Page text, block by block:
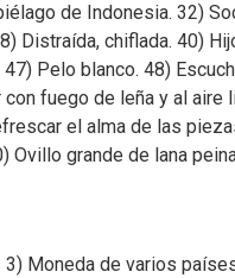
de Indonesia. 32)
Distraída, chiflada. 40)
Pelo blanco. 48)
fuego de leña y al
el alma de las
grande de lana
Moneda de varios